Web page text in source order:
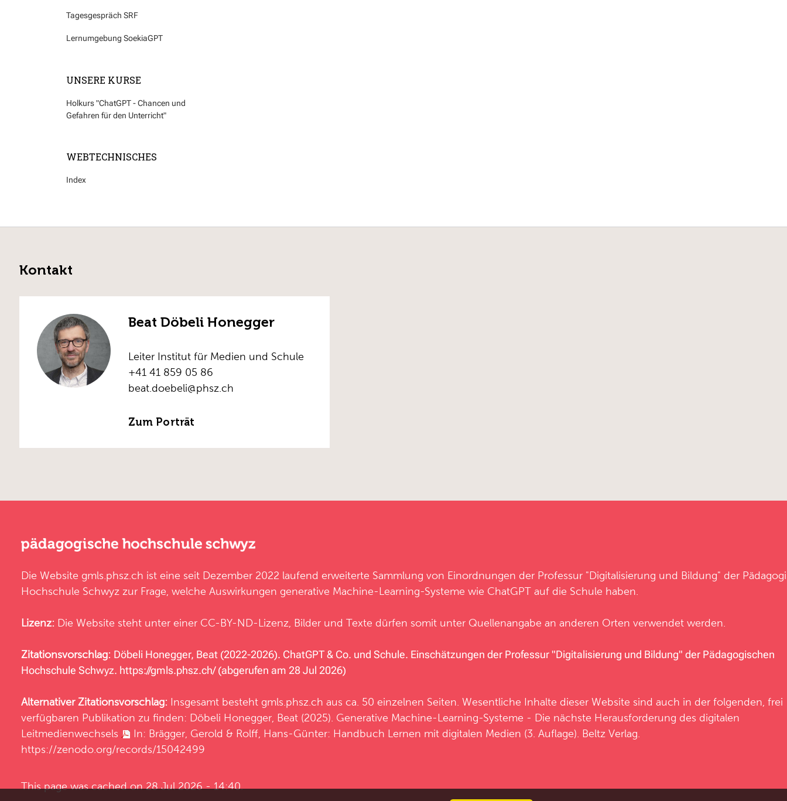
Tagesgespräch SRF
Lernumgebung SoekiaGPT
UNSERE KURSE
Holkurs "ChatGPT - Chancen und
Gefahren für den Unterricht"
WEBTECHNISCHES
Index
Kontakt
Beat Döbeli Honegger
Leiter Institut für Medien und Schule
+41 41 859 05 86
beat.doebeli@phsz.ch
Zum Porträt
Die Website gmls.phsz.ch ist eine seit Dezember 2022 laufend erweiterte Sammlung von Einordnungen der Professur "Digitalisierung und Bildung" der
Hochschule Schwyz zur Frage, welche Auswirkungen generative Machine-Learning-Systeme wie ChatGPT auf die Schule haben.
Lizenz: Die Website steht unter einer CC-BY-ND-Lizenz, Bilder und Texte dürfen somit unter Quellenangabe an anderen Orten verwendet werden.
Zitationsvorschlag: Döbeli Honegger, Beat (2022-2026). ChatGPT & Co. und Schule. Einschätzungen der Professur "Digitalisierung und Bildung" der Pädagogischen
Hochschule Schwyz. https://gmls.phsz.ch/(abgerufen am 28 Jul 2026)
Alternativer Zitationsvorschlag: Insgesamt besteht gmls.phsz.ch aus ca. 50 einzelnen Seiten. Wesentliche Inhalte dieser Website sind auch in der folgenden, frei
verfügbaren Publikation zu finden: Döbeli Honegger, Beat (2025). Generative Machine-Learning-Systeme - Die nächste Herausforderung des digitalen
Leitmedienwechsels
In: Brägger, Gerold & Rolff, Hans-Günter: Handbuch Lernen mit digitalen Medien (3. Auflage). Beltz Verlag.
https://zenodo.org/records/15042499
This page was cached on 28 Jul 2026 - 14:40.